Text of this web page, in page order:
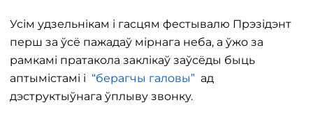
Усім удзельнікам і гасцям фестывалю Прэзідэнт
перш за ўсё пажадаў мірнага неба, а ўжо за
рамкамі пратакола заклікаў заўсёды быць
аптымістамі і “берагчы галовы” ад
дэструктыўнага ўплыву звонку.